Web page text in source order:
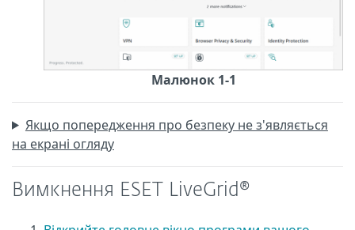
Малюнок 1-1
Якщо попередження про безпеку не з'являється
на екрані огляду
Вимкнення ESET LiveGrid®